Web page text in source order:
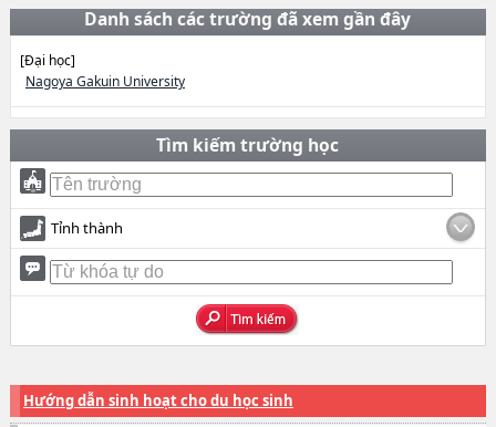
Danh sách các trường đã xem gần đây
[Đại học]
Nagoya Gakuin University
Tìm kiếm trường học
Tỉnh thành
Hướng dẫn sinh hoạt cho du học sinh